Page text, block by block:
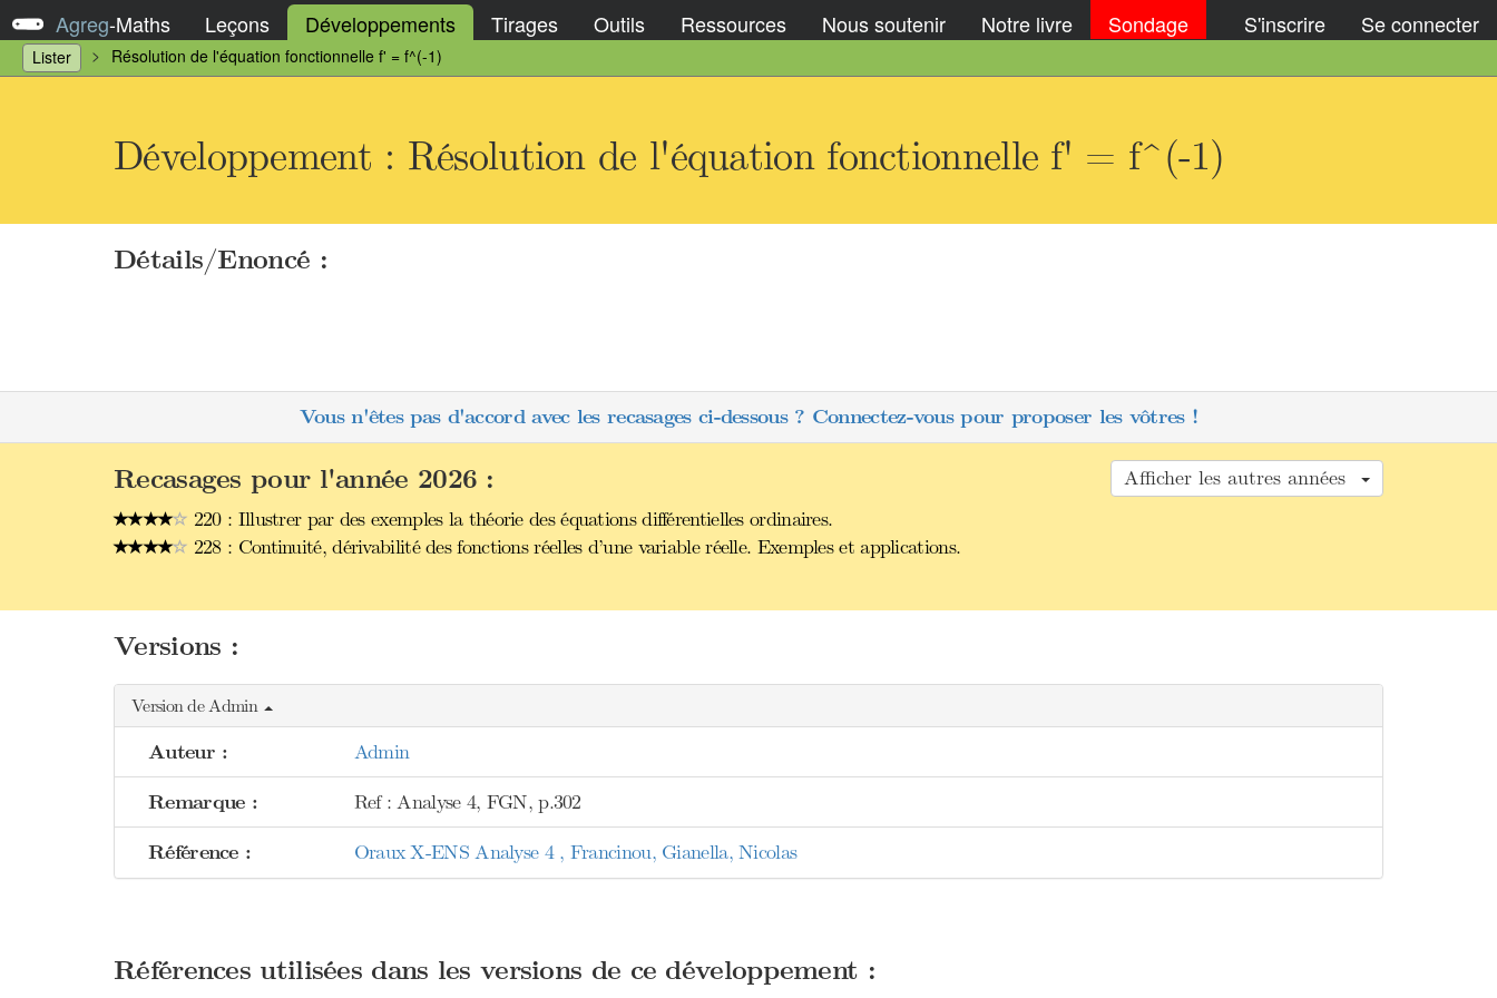
Agreg-Maths Leçons Développements Tirages Outils Ressources Nous soutenir Notre livre Sondage S'inscrire Se connecter
Lister Résolution de l'équation fonctionnelle f' = f^(-1)
Développement : Résolution de l'équation fonctionnelle f' = f^(-1)
Détails/Enoncé :
Vous n'êtes pas d'accord avec les recasages ci-dessous ? Connectez-vous pour proposer les vôtres !
Afficher les autres années
Recasages pour l'année 2026 :
220 : Illustrer par des exemples la théorie des équations différentielles ordinaires.
228 : Continuité, dérivabilité des fonctions réelles d’une variable réelle. Exemples et applications.
Versions :
Version de Admin
Auteur : Admin
Remarque : Ref : Analyse 4, FGN, p.302
Référence : Oraux X-ENS Analyse 4 , Francinou, Gianella, Nicolas
Références utilisées dans les versions de ce développement :